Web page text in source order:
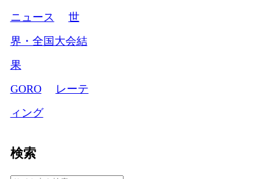
ニュース
世
界・全国大会結
果
GORO
レーテ
ィング
検索